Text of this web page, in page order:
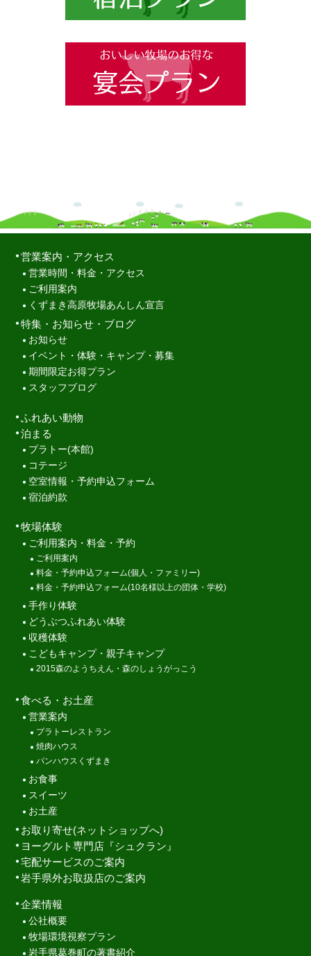
営業案内・アクセス
営業時間・料金・アクセス
ご利用案内
くずまき高原牧場あんしん宣言
特集・お知らせ・ブログ
お知らせ
イベント・体験・キャンプ・募集
期間限定お得プラン
スタッフブログ
ふれあい動物
泊まる
プラトー(本館)
コテージ
空室情報・予約申込フォーム
宿泊約款
牧場体験
ご利用案内・料金・予約
ご利用案内
料金・予約申込フォーム(個人・ファミリー)
料金・予約申込フォーム(10名様以上の団体・学校)
手作り体験
どうぶつふれあい体験
収穫体験
こどもキャンプ・親子キャンプ
2015森のようちえん・森のしょうがっこう
食べる・お土産
営業案内
プラトーレストラン
焼肉ハウス
パンハウスくずまき
お食事
スイーツ
お土産
お取り寄せ(ネットショップへ)
ヨーグルト専門店『シュクラン』
宅配サービスのご案内
岩手県外お取扱店のご案内
企業情報
公社概要
牧場環境視察プラン
岩手県葛巻町の著書紹介